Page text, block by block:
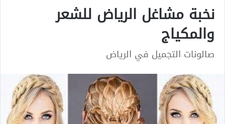
نخبة مشاغل الرياض للشعر
والمكياج
صالونات التجميل في الرياض